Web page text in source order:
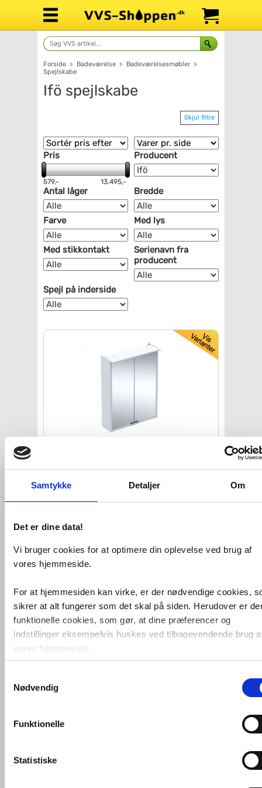
Samtykke Detaljer Om
Det er dine data!
Vi bruger cookies for at optimere din oplevelse ved brug af
vores hjemmeside.
For at hjemmesiden kan virke, er der nødvendige cookies,
sikrer at alt fungerer som det skal på siden. Herudover er
funktionelle cookies, som gør, at dine præferencer og
indstillinger eksempelvis huskes ved tilbagevendende brug
vores hjemmeside.
Foruden nødvendige og funktionelle cookies er der
cookies. Disse bruger vi bl.a. til at måle trafik, omsætning,
marketingcookies, som vi bruger til at målrette vores
markedsføring med henblik på annonceindhold, som giver
Nødvendig
Funktionelle
Statistiske
Forside > Badeværelse > Badeværelsesmøbler >
Spejlskabe
Ifö spejlskabe
Skjul filtre
Pris
579,- 13.495,-
Producent
Antal låger Bredde
Farve Med lys
Med stikkontakt
Serienavn fra
producent
Spejl på inderside
m/LEDlys - Hvid mat
VVS nr. 780012220
Fragt 99,-
Ifö Option eludtag OE DK
Levering 5-10 dage